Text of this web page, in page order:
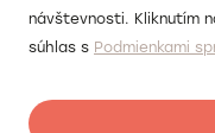
návštevnosti. Kliknutím
súhlas s Podmienkami